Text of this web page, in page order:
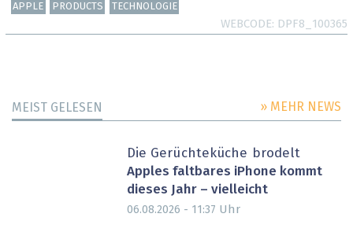
APPLE PRODUCTS TECHNOLOGIE
WEBCODE DPF8_100365
MEIST GELESEN » MEHR NEWS
Die Gerüchteküche brodelt
Apples faltbares iPhone kommt
dieses Jahr – vielleicht
06.08.2026 - 11:37 Uhr